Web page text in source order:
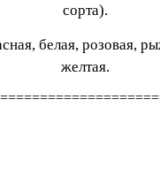
сорта).
белая, розовая,
желтая.